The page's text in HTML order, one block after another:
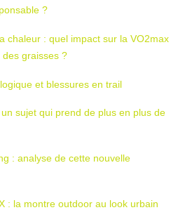
?
chaleur : quel impact sur la VO2max
des graisses ?
et blessures en trail
sujet qui prend de plus en plus de
: analyse de cette nouvelle
: la montre outdoor au look urbain